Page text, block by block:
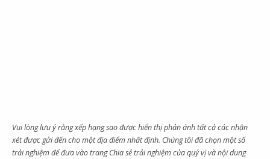
Vui lòng lưu ý rằng xếp hạng sao được hiển thị phản ánh tất cả các nhận
xét được gửi đến cho một địa điểm nhất định. Chúng tôi đã chọn một số
trải nghiệm để đưa vào trang Chia sẻ trải nghiệm của quý vị và nội dung